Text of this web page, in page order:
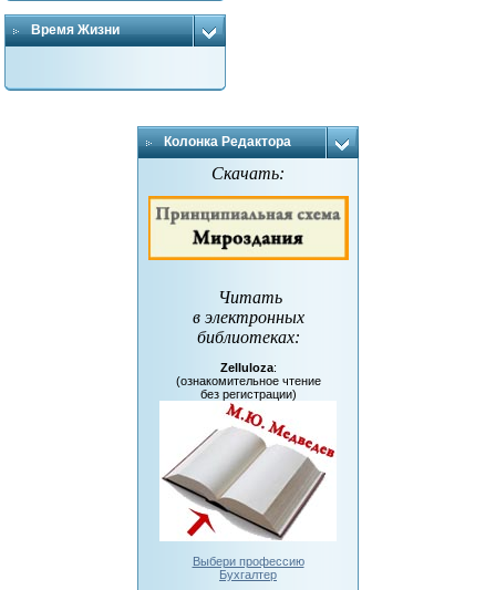
Время Жизни
Колонка Редактора
Скачать:
Читать
в электронных
библиотеках:
Zelluloza:
(ознакомительное чтение
без регистрации)
Выбери профессию
Бухгалтер